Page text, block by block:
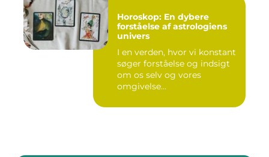
Horoskop: En dybere
forståelse af astrologiens
univers
I en verden, hvor vi konstant
søger forståelse og indsigt
om os selv og vores
omgivelse...